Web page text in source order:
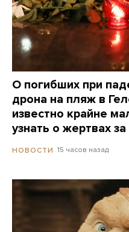
О погибших при
дрона на пляж в
известно крайне
узнать о жертвах
НОВОСТИ 15 часов назад